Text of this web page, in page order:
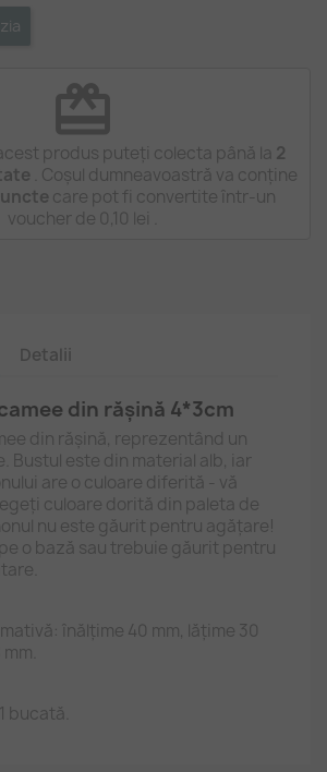
redeem
produs puteți colecta până la 2
. Coșul dumneavoastră va conține
care pot fi convertite într-un
voucher de 0,10 lei
Detalii
din rășină 4*3cm
din rășină, reprezentând un
Bustul este din material alb, iar
are o culoare diferită - vă
culoare dorită din paleta de
nu este găurit pentru agățare!
o bază sau trebuie găurit pentru
înălțime 40 mm, lățime 30
bucată.